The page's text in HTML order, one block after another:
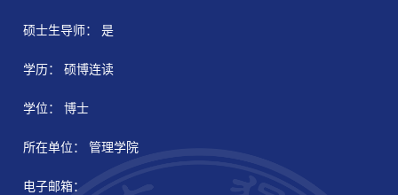
硕士生导师： 是
学历： 硕博连读
学位： 博士
所在单位： 管理学院
电子邮箱：